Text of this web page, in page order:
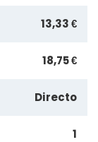
13,33 €
18,75 €
Directo
1